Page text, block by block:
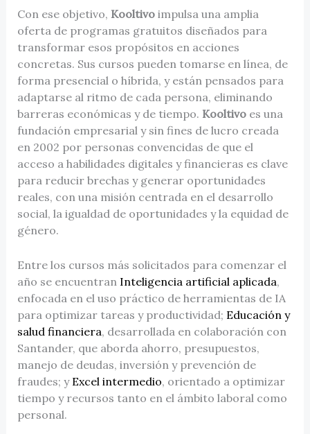
Con ese objetivo, Kooltivoimpulsa una amplia
oferta de programas gratuitos diseñados para
transformar esos propósitos en acciones
concretas. Sus cursos pueden tomarse en línea, de
forma presencial o híbrida, y están pensados para
adaptarse al ritmo de cada persona, eliminando
barreras económicas y de tiempo. Kooltivoes una
fundación empresarial y sin fines de lucro creada
en 2002 por personas convencidas de que el
acceso a habilidades digitales y financieras es clave
para reducir brechas y generar oportunidades
reales, con una misión centrada en el desarrollo
social, la igualdad de oportunidades y la equidad de
género.
Entre los cursos más solicitados para comenzar el
año se encuentran Inteligencia artificial aplicada,
enfocada en el uso práctico de herramientas de IA
para optimizar tareas y productividad; Educación y
salud financiera, desarrollada en colaboración con
Santander, que aborda ahorro, presupuestos,
manejo de deudas, inversión y prevención de
fraudes; y Excel intermedio, orientado a optimizar
tiempo y recursos tanto en el ámbito laboral como
personal.